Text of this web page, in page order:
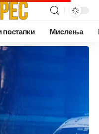
постапки Мислења